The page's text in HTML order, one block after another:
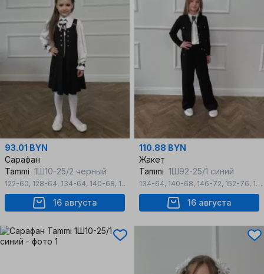
93.01 BYN
Сарафан
Tammi 1Ш10-25/2 черный
122-60, 128-64, 134-64, 140-68, 146-72
16 августа
110.88 BYN
Жакет
Tammi 1Ш92-25/1 синий
134-64, 140-68, 146-72, 152-76, 158-80
16 августа